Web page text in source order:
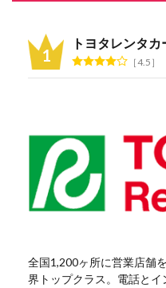
トヨタレンタカ
4.5
全国1,200ヶ所に営業店舗
界トップクラス。電話と